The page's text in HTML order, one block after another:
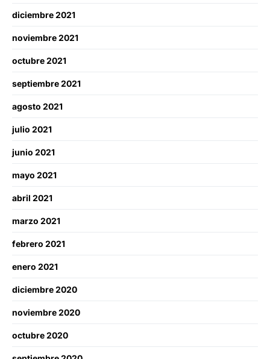
diciembre 2021
noviembre 2021
octubre 2021
septiembre 2021
agosto 2021
julio 2021
junio 2021
mayo 2021
abril 2021
marzo 2021
febrero 2021
enero 2021
diciembre 2020
noviembre 2020
octubre 2020